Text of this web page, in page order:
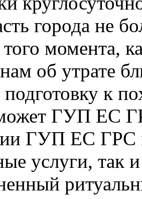
города не
момента,
об утрате
к
ГУП ЕС
ГУП ЕС ГРС
услуги, так